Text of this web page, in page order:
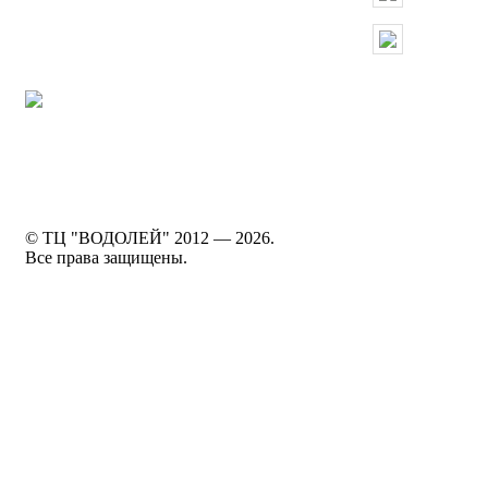
© ТЦ "ВОДОЛЕЙ" 2012 — 2026.
Все права защищены.